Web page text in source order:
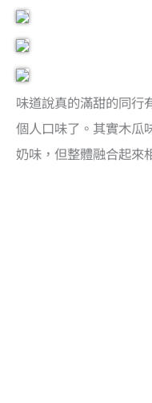
味道說真的滿甜的同行
個人口味了。其實木瓜
奶味，但整體融合起來